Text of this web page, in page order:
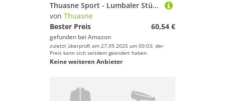
Thuasne Sport - Lumbaler Stützgürtel - Lumbalgie, Bandscheiben-/Lumbalverstauchung, Rückenschmerzen - Stützkraft 4/5 - CE Medizinisches Gerät - Schwarz, L
von Thuasne
Bester Preis
60,54 €
gefunden bei Amazon
zuletzt überprüft am 27.09.2025 um 00:03; der
Preis kann sich seitdem geändert haben.
Keine weiteren Anbieter